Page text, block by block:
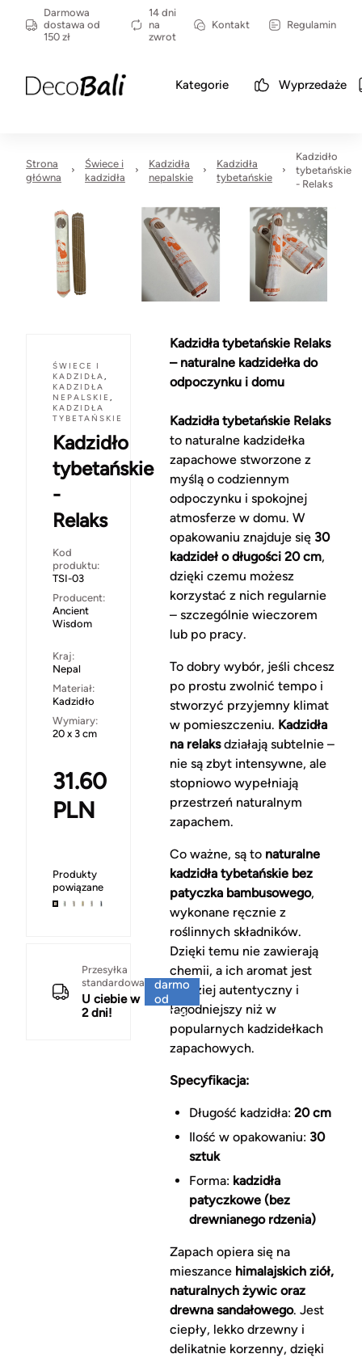
Darmowa
dostawa od
150 zł
14 dni
na
zwrot
Kontakt Regulamin
Kategorie Wyprzedaże
Strona
główna
Świece i
kadzidła
Kadzidła
nepalskie
Kadzidła
tybetańskie
Kadzidło
tybetańskie
- Relaks
ŚWIECE I
KADZIDŁA,
KADZIDŁA
NEPALSKIE ,
KADZIDŁA
TYBETAŃSKIE
Kadzidło
tybetańskie
-
Relaks
Kod
produktu:
TSI-03
Producent:
Ancient
Wisdom
Kraj:
Nepal
Materiał:
Kadzidło
Wymiary:
20 x 3 cm
31.60
PLN
Produkty
powiązane
Przesyłka
standardowa
U ciebie w
2 dni!
darmo
od
150 zł
Kadzidła tybetańskie Relaks
– naturalne kadzidełka do
odpoczynku i domu
Kadzidła tybetańskie Relaks
to naturalne kadzidełka
zapachowe stworzone z
myślą o codziennym
odpoczynku i spokojnej
atmosferze w domu. W
opakowaniu znajduje się 30
kadzideł o długości 20 cm,
dzięki czemu możesz
korzystać z nich regularnie
– szczególnie wieczorem
lub po pracy.
To dobry wybór, jeśli chcesz
po prostu zwolnić tempo i
stworzyć przyjemny klimat
w pomieszczeniu. Kadzidła
na relaksdziałają subtelnie –
nie są zbyt intensywne, ale
stopniowo wypełniają
przestrzeń naturalnym
zapachem.
Co ważne, są to naturalne
kadzidła tybetańskie bez
patyczka bambusowego,
wykonane ręcznie z
roślinnych składników.
Dzięki temu nie zawierają
chemii, a ich aromat jest
bardziej autentyczny i
łagodniejszy niż w
popularnych kadzidełkach
zapachowych.
Specyfikacja:
Długość kadzidła: 20 cm
Ilość w opakowaniu: 30
sztuk
Forma: kadzidła
patyczkowe (bez
drewnianego rdzenia)
Zapach opiera się na
mieszance himalajskich ziół,
naturalnych żywic oraz
drewna sandałowego. Jest
ciepły, lekko drzewny i
delikatnie korzenny, dzięki